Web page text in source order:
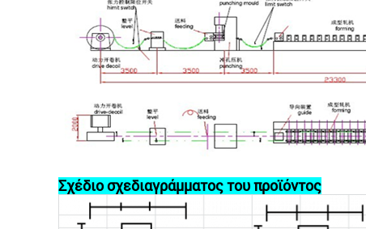
Σχέδιο σχεδιαγράμματος του προϊόντος